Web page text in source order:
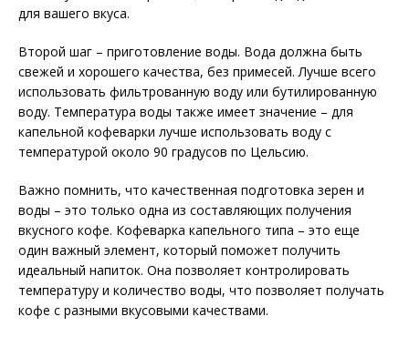
для вашего вкуса.
Второй шаг – приготовление воды. Вода должна быть
свежей и хорошего качества, без примесей. Лучше всего
использовать фильтрованную воду или бутилированную
воду. Температура воды также имеет значение – для
капельной кофеварки лучше использовать воду с
температурой около 90 градусов по Цельсию.
Важно помнить, что качественная подготовка зерен и
воды – это только одна из составляющих получения
вкусного кофе. Кофеварка капельного типа – это еще
один важный элемент, который поможет получить
идеальный напиток. Она позволяет контролировать
температуру и количество воды, что позволяет получать
кофе с разными вкусовыми качествами.